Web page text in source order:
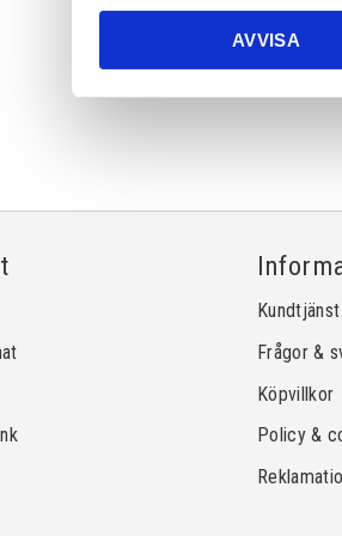
AVVISA
Kundtjänst
Frågor &
Köpvillkor
Policy &